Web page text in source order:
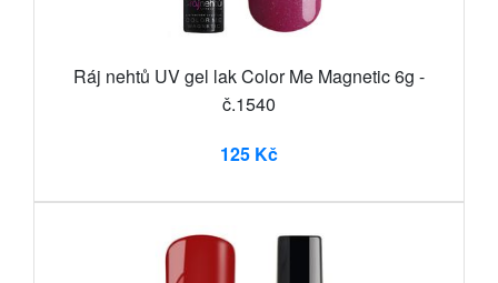
Ráj nehtů UV gel lak Color Me Magnetic 6g -
č.1540
125 Kč